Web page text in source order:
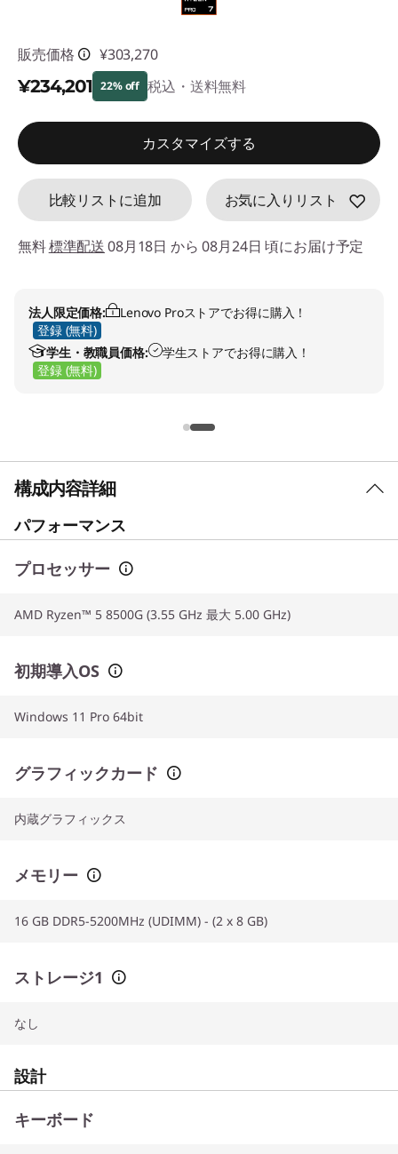
u
販売価格 ¥303,270
¥234,201 22% off 税込・送料無料
特別割引 :
カスタマイズする
比較リストに追加 お気に入りリスト
無料標準配送08月18日 から 08月24日 頃にお届け予定
法人限定価格:
Lenovo Proストアでお得に購入！
登録 (無料)
学生・教職員価格:
学生ストアでお得に購入！
登録 (無料)
構成内容詳細
パフォーマンス
プロセッサー
AMD Ryzen™ 5 8500G (3.55 GHz 最大 5.00 GHz)
初期導入OS
Windows 11 Pro 64bit
グラフィックカード
内蔵グラフィックス
メモリー
16 GB DDR5-5200MHz (UDIMM) - (2 x 8 GB)
ストレージ1
なし
設計
キーボード